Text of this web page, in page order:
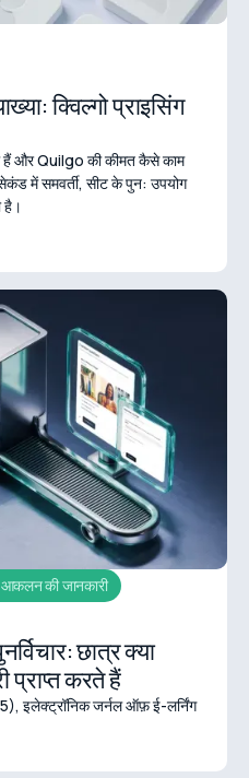
क्विल्गो प्राइसिंग
हैं और Quilgo की कीमत कैसे काम
में समवर्ती, सीट के पुन: उपयोग
है।
आकलन की जानकारी
छात्र क्या
प्राप्त करते हैं
इलेक्ट्रॉनिक जर्नल ऑफ़ ई-लर्निंग